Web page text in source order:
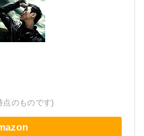
点のものです)